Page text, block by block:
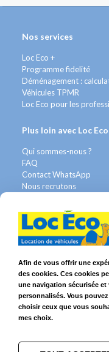
Nos services
Loc Eco +
Programme fidelité
Déménagement :
Véhicules TPMR
Loc Eco pour les
Plus loin avec Loc Eco
Qui sommes-nous ?
FAQ
Contact WhatsApp
Nous recrutons
Légal
Franchises & Assurances
Données personnelles
Mentions Légales
Cookies
Suivez-nous sur
Afin de vous offrir une
des cookies. Ces cookies
une navigation sécurisée
personnalisés. Vous
choisir ceux que vous
mes choix.